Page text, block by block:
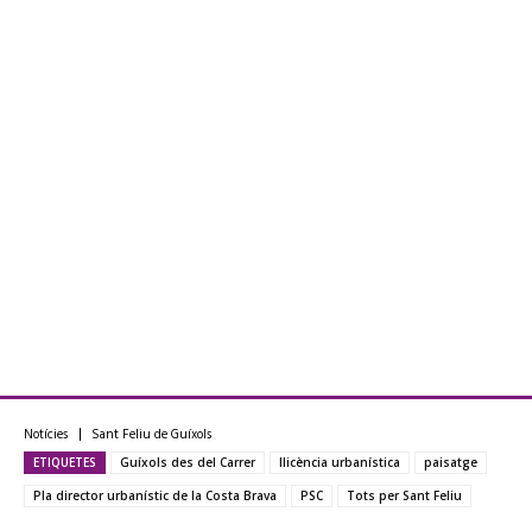
Notícies Sant Feliu de Guíxols
ETIQUETES Guíxols des del Carrer llicència urbanística
paisatge
Pla director urbanístic de la Costa Brava
PSC Tots per Sant Feliu